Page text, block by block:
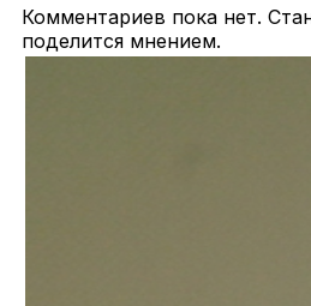
Комментариев пока нет.
поделится мнением.